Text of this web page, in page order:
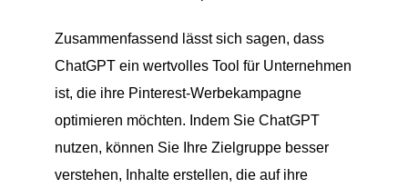
Zusammenfassend lässt sich sagen, dass
ChatGPT ein wertvolles Tool für Unternehmen
ist, die ihre Pinterest-Werbekampagne
optimieren möchten. Indem Sie ChatGPT
nutzen, können Sie Ihre Zielgruppe besser
verstehen, Inhalte erstellen, die auf ihre